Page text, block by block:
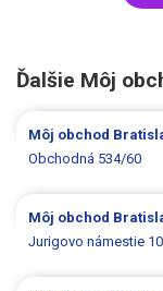
Ďalšie Môj
Môj obchod
Obchodná 534/60
Môj obchod
Jurigovo námestie 10